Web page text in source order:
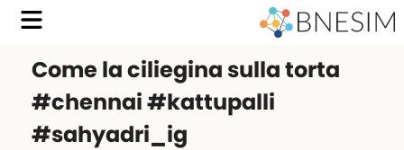
Come la ciliegina sulla torta
#chennai #kattupalli
#sahyadri_ig